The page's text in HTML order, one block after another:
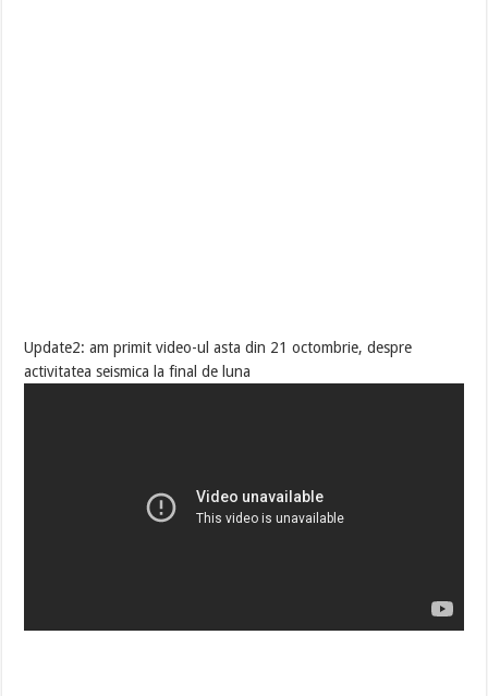
Update2: am primit video-ul asta din 21 octombrie, despre
activitatea seismica la final de luna